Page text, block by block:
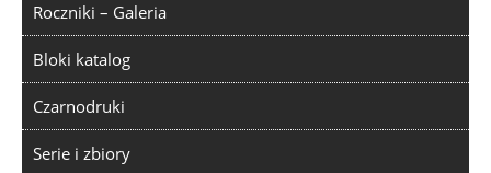
Roczniki – Galeria
Bloki katalog
Czarnodruki
Serie i zbiory